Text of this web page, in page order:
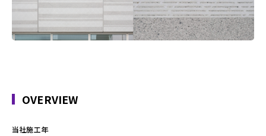
OVERVIEW
当社施工年